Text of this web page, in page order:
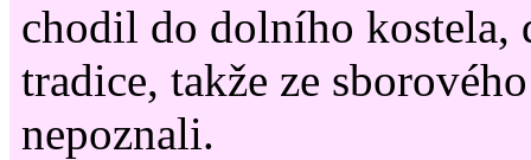
chodil do dolního kostela,
tradice, takže ze
nepoznali.